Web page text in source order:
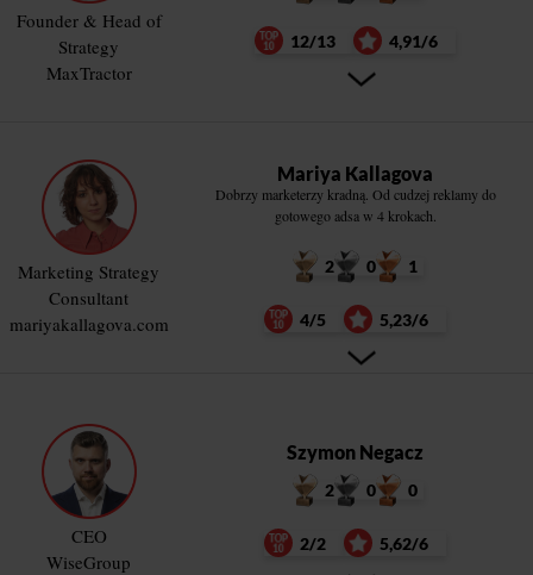
Founder & Head of
Strategy
MaxTractor
12/13 4,91/6
Marketing Strategy
Consultant
mariyakallagova.com
Mariya Kallagova
Dobrzy marketerzy kradną. Od cudzej reklamy do
gotowego adsa w 4 krokach.
2 0 1
4/5 5,23/6
CEO
WiseGroup
Szymon Negacz
2 0 0
2/2 5,62/6